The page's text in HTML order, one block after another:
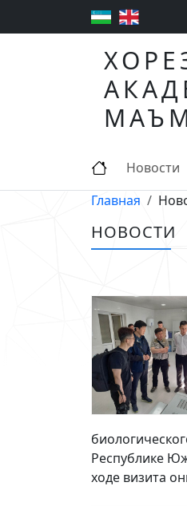
Новости
Главная
НОВОСТИ
Республике
ходе визита